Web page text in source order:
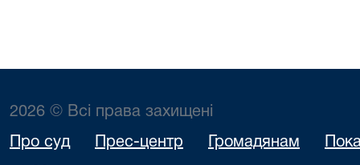
2026 © Всі права захищені
Про суд Прес-центр Громадянам